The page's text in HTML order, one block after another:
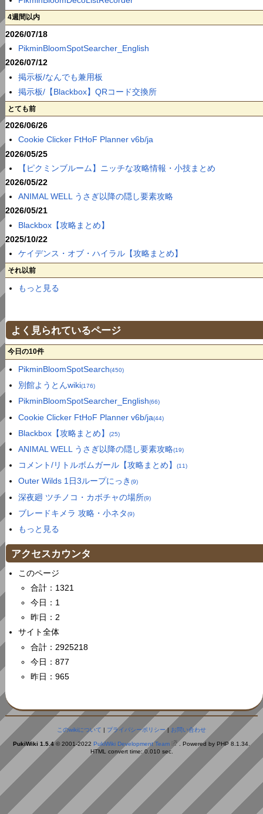
4週間以内
2026/07/18
PikminBloomSpotSearcher_English
2026/07/12
掲示板/なんでも兼用板
掲示板/【Blackbox】QRコード交換所
とても前
2026/06/26
Cookie Clicker FtHoF Planner v6b/ja
2026/05/25
【ピクミンブルーム】ニッチな攻略情報・小技まとめ
2026/05/22
ANIMAL WELL うさぎ以降の隠し要素攻略
2026/05/21
Blackbox【攻略まとめ】
2025/10/22
ケイデンス・オブ・ハイラル【攻略まとめ】
それ以前
もっと見る
よく見られているページ
今日の10件
PikminBloomSpotSearch(450)
別館ようとんwiki(176)
PikminBloomSpotSearcher_English(66)
Cookie Clicker FtHoF Planner v6b/ja(44)
Blackbox【攻略まとめ】 (25)
ANIMAL WELL うさぎ以降の隠し要素攻略(19)
コメント/リトルボムガール【攻略まとめ】 (11)
Outer Wilds 1日3ループにっき (9)
深夜廻 ツチノコ・カボチャの場所(9)
ブレードキメラ 攻略・小ネタ(9)
もっと見る
アクセスカウンタ
このページ
合計：1321
今日：1
昨日：2
サイト全体
合計：2925218
今日：877
昨日：965
このwikiについて プライバシーポリシー| お問い合わせ
PukiWiki 1.5.4 © 2001-2022 PukiWiki Development Team
. Powered by PHP 8.1.34.
HTML convert time: 0.010 sec.